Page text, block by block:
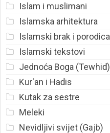
Islam i muslimani
Islamska arhitektura
Islamski brak i porodica
Islamski tekstovi
Jednoća Boga (Tewhid)
Kur'an i Hadis
Kutak za sestre
Meleki
Nevidljivi svijet (Gajb)